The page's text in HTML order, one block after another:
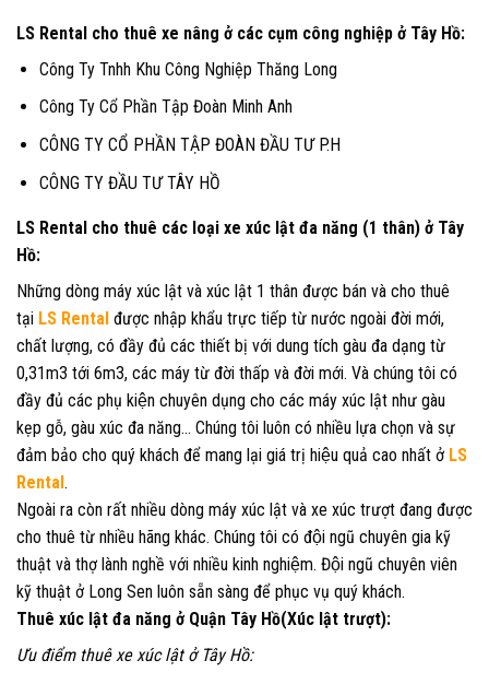
LS Rental cho thuê xe nâng ở các cụm công nghiệp ở Tây Hồ:
Công Ty Tnhh Khu Công Nghiệp Thăng Long
Công Ty Cổ Phần Tập Đoàn Minh Anh
CÔNG TY CỔ PHẦN TẬP ĐOÀN ĐẦU TƯ P.H
CÔNG TY ĐẦU TƯ TÂY HỒ
LS Rental cho thuê các loại xe xúc lật đa năng (1 thân) ở Tây
Hồ:
Những dòng máy xúc lật và xúc lật 1 thân được bán và cho thuê
tại LS Rental được nhập khẩu trực tiếp từ nước ngoài đời mới,
chất lượng, có đầy đủ các thiết bị với dung tích gàu đa dạng từ
0,31m3 tới 6m3, các máy từ đời thấp và đời mới. Và chúng tôi có
đầy đủ các phụ kiện chuyên dụng cho các máy xúc lật như gàu
kẹp gỗ, gàu xúc đa năng… Chúng tôi luôn có nhiều lựa chọn và sự
đảm bảo cho quý khách để mang lại giá trị hiệu quả cao nhất ở LS
Rental.
Ngoài ra còn rất nhiều dòng máy xúc lật và xe xúc trượt đang được
cho thuê từ nhiều hãng khác. Chúng tôi có đội ngũ chuyên gia kỹ
thuật và thợ lành nghề với nhiều kinh nghiệm. Đội ngũ chuyên viên
kỹ thuật ở Long Sen luôn sẵn sàng để phục vụ quý khách.
Thuê xúc lật đa năng ở Quận Tây Hồ(Xúc lật trượt):
Ưu điểm thuê xe xúc lật ở Tây Hồ: